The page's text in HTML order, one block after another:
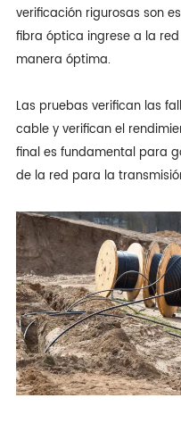
verificación rigurosas son
fibra óptica ingrese a la
manera óptima.
Las pruebas verifican las
cable y verifican el
final es fundamental para
de la red para la